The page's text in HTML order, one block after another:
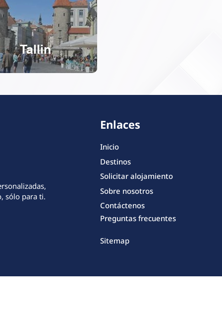
Tallin
sólo para ti.
Enlaces
Inicio
Destinos
Solicitar alojamiento
Sobre nosotros
Contáctenos
Preguntas frecuentes
Sitemap